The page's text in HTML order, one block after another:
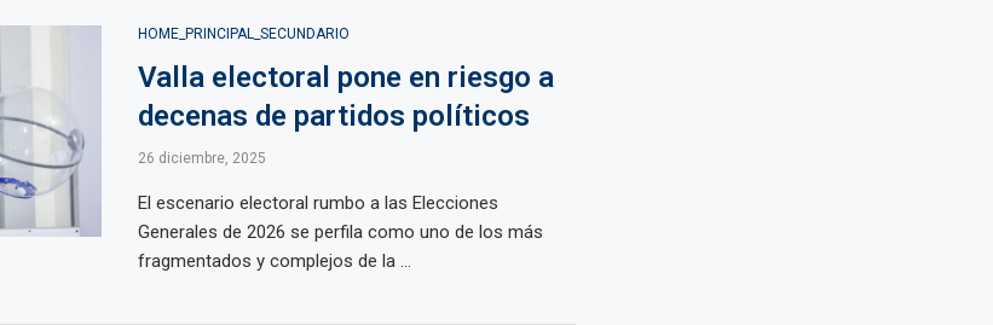
HOME_PRINCIPAL_SECUNDARIO
Valla electoral pone en riesgo a
decenas de partidos políticos
26 diciembre, 2025
El escenario electoral rumbo a las Elecciones
Generales de 2026 se perfila como uno de los más
fragmentados y complejos de la ...